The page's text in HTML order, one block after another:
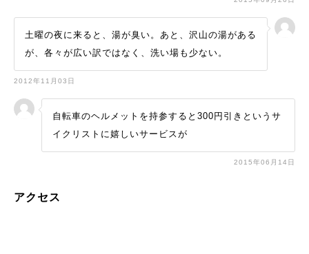
土曜の夜に来ると、湯が臭い。あと、沢山の湯がある
が、各々が広い訳ではなく、洗い場も少ない。
2012年11月03日
自転車のヘルメットを持参すると300円引きというサ
イクリストに嬉しいサービスが
2015年06月14日
アクセス